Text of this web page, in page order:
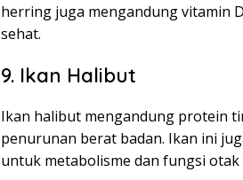
herring juga mengandung vitamin
sehat.
9. Ikan Halibut
Ikan halibut mengandung protein
penurunan berat badan. Ikan ini
untuk metabolisme dan fungsi otak